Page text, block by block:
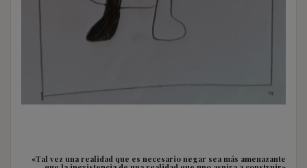
«Tal vez una realidad que es necesario negar sea más amenazante